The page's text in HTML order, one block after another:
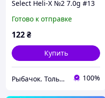
Select Heli-X №2 7.0g #13
Готово к отправке
122₴
Купить
Рыбачок. Только проверенные снасти. 100%